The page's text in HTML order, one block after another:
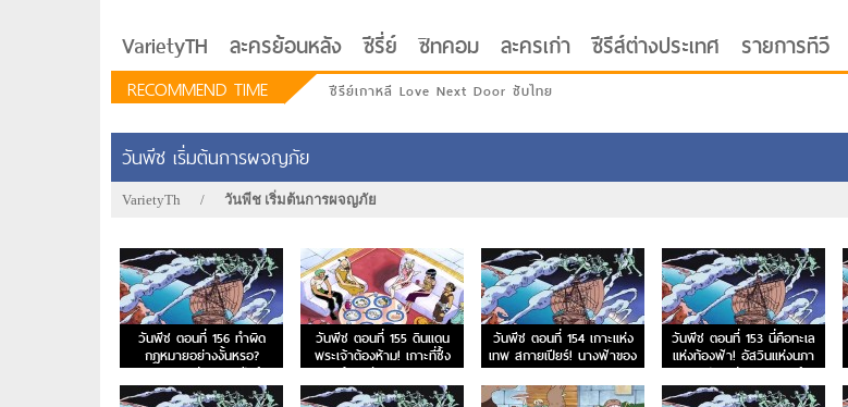
VarietyTH ละครย้อนหลัง ซีรี่ย์ ซิทคอม ละครเก่า ซีรีส์ต่างประเทศ รายการทีวี
RECOMMEND TIME ซีรีย์เกาหลี Love Next Door ซับไทย
รักอยู่ประตูถัดไป
วันพีช เริ่มต้นการผจญภัย
VarietyTh / วันพีช เริ่มต้นการผจญภัย
วันพีช ตอนที่ 156 ทำผิด
กฎหมายอย่างงั้นหรอ?
กฎหมายแห่งสกายเปียร์
วันพีช ตอนที่ 155 ดินแดน
พระเจ้าต้องห้าม! เกาะที่ซึ้ง
พระเจ้าอาศัย และ การลง
ทัณต์จากสวรรค์
วันพีช ตอนที่ 154 เกาะแห่ง
เทพ สกายเปียร์! นางฟ้าของ
หาดเมฆ
วันพีช ตอนที่ 153 นี่คือทะเล
แห่งท้องฟ้า! อัสวินแห่งนภา
และประตูสู่สรวงสวรรค์